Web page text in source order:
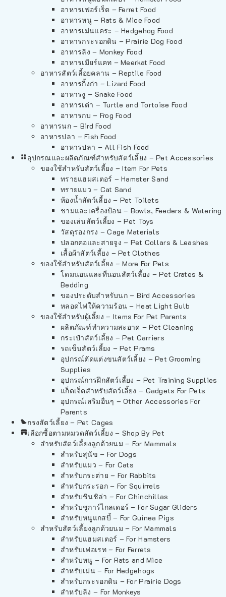
อาหารเฟอร์เร็ต – Ferret Food
อาหารหนู – Rats & Mice Food
อาหารเม่นแคระ – Hedgehog Food
อาหารกระรอกดิน – Prairie Dog Food
อาหารลิง – Monkey Food
อาหารเมียร์แคท – Meerkat Food
อาหารสัตว์เลี้อยคลาน – Reptile Food
อาหารกิ้งก่า – Lizard Food
อาหารงู – Snake Food
อาหารเต่า – Turtle and Tortoise Food
อาหารกบ – Frog Food
อาหารนก – Bird Food
อาหารปลา – Fish Food
อาหารปลา – All Fish Food
อุปกรณและผลิตภัณฑ์สำหรับสัตว์เลี้ยง – Pet Accessories
ของใช้สำหรับสัตว์เลี้ยง – Item For Pets
ทรายแฮมสเตอร์ – Hamster Sand
ทรายแมว – Cat Sand
ห้องน้ำสัตว์เลี้ยง – Pet Toilets
ชามและเครื่องป้อน – Bowls, Feeders & Watering
ของเล่นสัตว์เลี้ยง – Pet Toys
วัสดุรองกรง – Cage Materials
ปลอกคอและสายจูง – Pet Collars & Leashes
เสื้อผ้าสัตว์เลี้ยง – Pet Clothes
ของใช้สำหรับสัตว์เลี้ยง – More For Pets
โดมนอนและที่นอนสัตว์เลี้ยง – Pet Crates &
Bedding
ของประดับสำหรับนก – Bird Accessories
หลอดไฟให้ความร้อน – Heat Light Bulb
ของใช้สำหรับผู้เลี้ยง – Items For Pet Parents
ผลิตภัณฑ์ทำความสะอาด – Pet Cleaning
กระเป๋าสัตว์เลี้ยง – Pet Carriers
รถเข็นสัตว์เลี้ยง – Pet Prams
อุปกรณ์ตัดแต่งขนสัตว์เลี้ยง – Pet Grooming
Supplies
อุปกรณ์การฝึกสัตว์เลี้ยง – Pet Training Supplies
แก็ดเจ็ตสำหรับสัตว์เลี้ยง – Gadgets For Pets
อุปกรณ์เสริมอื่นๆ – Other Accessories For
Parents
กรงสัตว์เลี้ยง – Pet Cages
เลือกซื้อตามหมวดสัตว์เลี้ยง – Shop By Pet
สำหรับสัตว์เลี้ยงลูกด้วยนม – For Mammals
สำหรับสุนัข – For Dogs
สำหรับแมว – For Cats
สำหรับกระต่าย – For Rabbits
สำหรับกระรอก – For Squirrels
สำหรับชินชิล่า – For Chinchillas
สำหรับชูการ์ไกลเดอร์ – For Sugar Gliders
สำหรับหนูแกสบี้ – For Guinea Pigs
สำหรับสัตว์เลี้ยงลูกด้วยนม – For Mammals
สำหรับแฮมสเตอร์ – For Hamsters
สำหรับเฟอเรท – For Ferrets
สำหรับหนู – For Rats and Mice
สำหรับเม่น – For Hedgehogs
สำหรับกระรอกดิน – For Prairie Dogs
สำหรับลิง – For Monkeys